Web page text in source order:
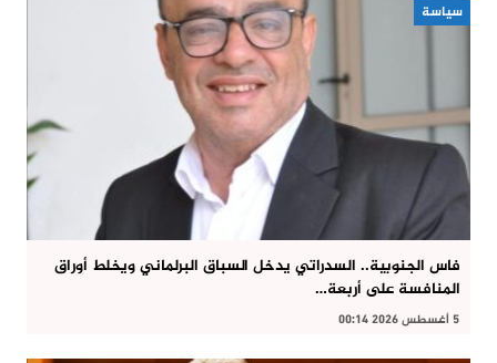
سياسة
فاس الجنوبية.. السدراتي يدخل السباق البرلماني ويخلط أوراق
المنافسة على أربعة…
5 أغسطس 2026 00:14